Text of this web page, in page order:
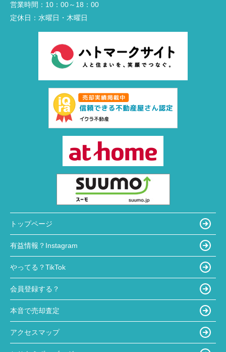
営業時間： 10：00～18：00
定休日： 水曜日・木曜日
トップページ
有益情報？Instagram
やってる？TikTok
会員登録する？
本音で売却査定
アクセスマップ